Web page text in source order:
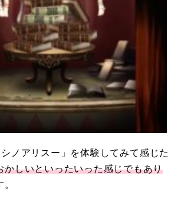
ノアリスー」を体験してみて感じた
かしいといったいった感じでもあり